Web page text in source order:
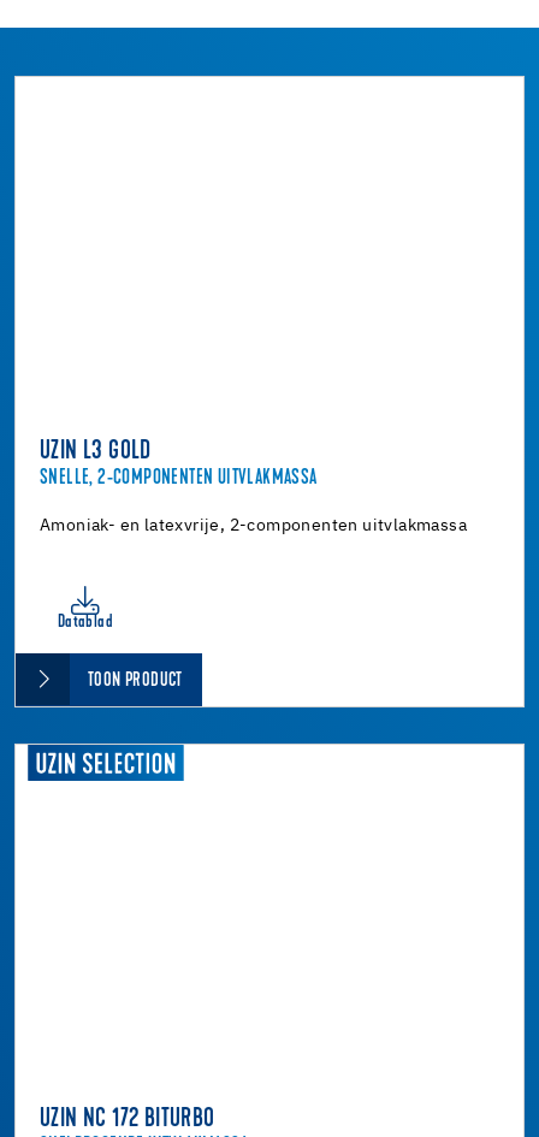
UZIN L3 GOLD
SNELLE, 2-COMPONENTEN UITVLAKMASSA
Amoniak- en latexvrije, 2-componenten uitvlakmassa
Datablad
TOON PRODUCT
UZIN NC 172 BITURBO